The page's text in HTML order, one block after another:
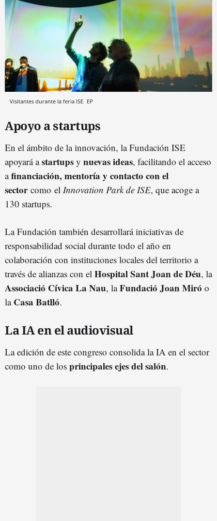
Visitantes durante la feria ISE EP
Apoyo a startups
En el ámbito de la innovación, la Fundación ISE
apoyará astartups y nuevas ideas, facilitando el acceso
afinanciación, mentoría y contacto con el
sector como el Innovation Park de ISE, que acoge a
130 startups.
La Fundación también desarrollará iniciativas de
responsabilidad social durante todo el año en
colaboración con instituciones locales del territorio a
través de alianzas con el Hospital Sant Joan de Déu, la
Associació Cívica La Nau, laFundació Joan Miró o
la Casa Batlló.
La IA en el audiovisual
La edición de este congreso consolida la IA en el sector
como uno de los principales ejes del salón.